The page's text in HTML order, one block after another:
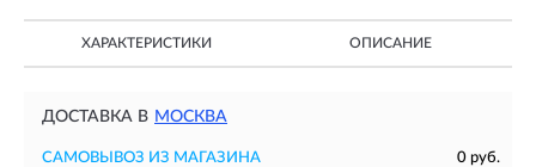
ХАРАКТЕРИСТИКИ ОПИСАНИЕ
ДОСТАВКА В МОСКВА
САМОВЫВОЗ ИЗ МАГАЗИНА
0 руб.